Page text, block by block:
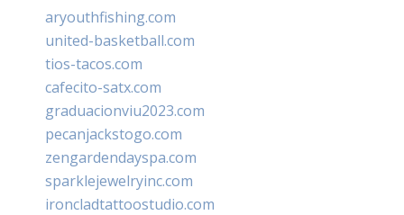
aryouthfishing.com
united-basketball.com
tios-tacos.com
cafecito-satx.com
graduacionviu2023.com
pecanjackstogo.com
zengardendayspa.com
sparklejewelryinc.com
ironcladtattoostudio.com